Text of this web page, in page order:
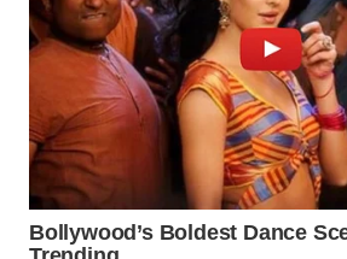
WN
LIKUPANG
WN
LABUANBAJO
BORNEO